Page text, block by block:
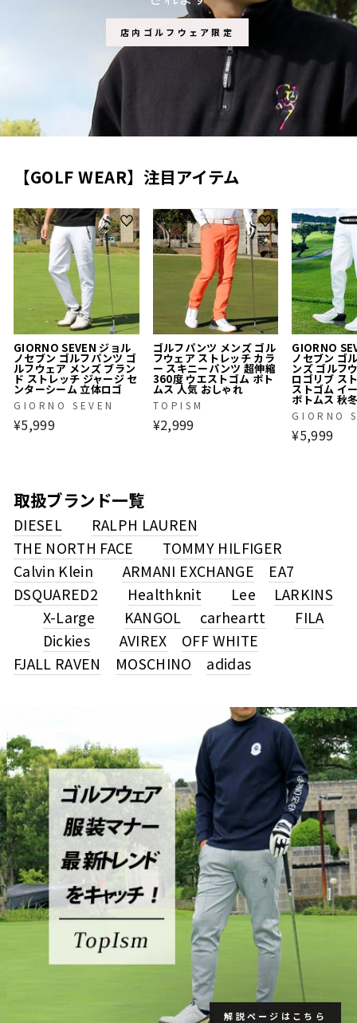
店内ゴルフウェア限定
【GOLF WEAR】注目アイテム
GIORNO SEVEN ジョル
ノセブン ゴルフパンツ ゴ
ルフウェア メンズ ブラン
ド ストレッチ ジャージ セ
ンターシーム 立体ロゴ
GIORNO SEVEN
¥5,999
ゴルフパンツ メンズ ゴル
フウェア ストレッチ カラ
ー スキニーパンツ 超伸縮
360度 ウエストゴム ボト
ムス 人気 おしゃれ
TOPISM
¥2,999
GIORNO
ノセブン ゴ
ンズ ゴルフ
ロゴリブ ス
ストゴム イ
ボトムス 秋
GIORNO
¥5,999
取扱ブランド一覧
DIESEL
RALPH LAUREN
THE NORTH FACE
TOMMY HILFIGER
Calvin Klein
ARMANI EXCHANGE
EA7
DSQUARED2
Healthknit Lee
LARKINS
X-Large
KANGOL carheartt
FILA
Dickies
AVIREX
OFF WHITE
FJALL RAVEN
MOSCHINO adidas
解説ページはこちら